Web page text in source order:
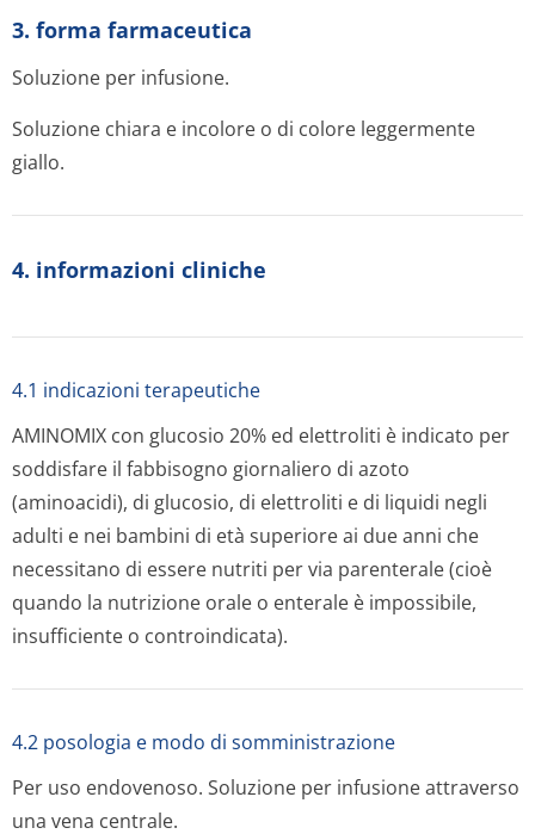
3. forma farmaceutica
Soluzione per infusione.
Soluzione chiara e incolore o di colore leggermente
giallo.
4. informazioni cliniche
4.1 indicazioni terapeutiche
AMINOMIX con glucosio 20% ed elettroliti è indicato per
soddisfare il fabbisogno giornaliero di azoto
(aminoacidi), di glucosio, di elettroliti e di liquidi negli
adulti e nei bambini di età superiore ai due anni che
necessitano di essere nutriti per via parenterale (cioè
quando la nutrizione orale o enterale è impossibile,
insufficiente o controindicata).
4.2 posologia e modo di somministrazione
Per uso endovenoso. Soluzione per infusione attraverso
una vena centrale.